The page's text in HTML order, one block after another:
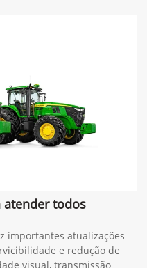
atender todos
importantes atualizações
e redução de
visual, transmissão